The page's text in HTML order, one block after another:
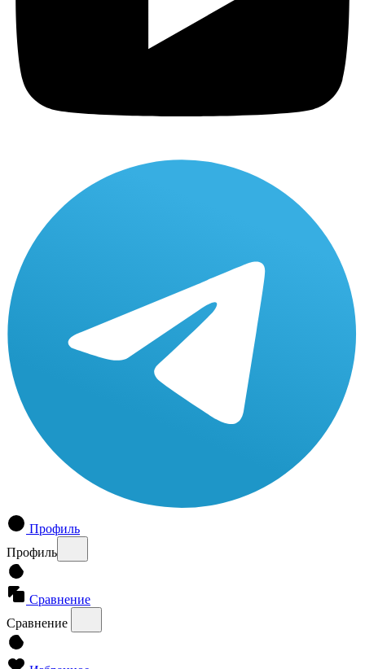
Профиль
Профиль
Сравнение
Сравнение